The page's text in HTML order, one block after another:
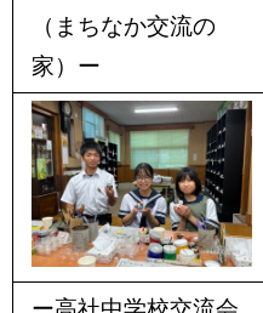
（まちなか交流の
家）ー